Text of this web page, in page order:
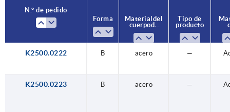
N.° de pedido
Forma
Material del
cuerpo de
Tipo de
producto
B acero —
B acero —
B acero —
B acero reforzada
B acero reforzada
B acero reforzada
B acero —
B acero —
B acero —
B acero reforzada
B acero reforzada
B acero reforzada
B
acero
—
B
acero
—
B
acero
—
B
acero
—
B
acero
—
B
acero
—
B
acero
—
B
acero
—
N.° de pedido
Forma
Material del
cuerpo de
Tipo de
producto
K2500.0222 B acero —
K2500.0223 B acero —